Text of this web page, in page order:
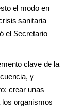
el modo en
sanitaria
el Secretario
clave de la
y
crear unas
organismos